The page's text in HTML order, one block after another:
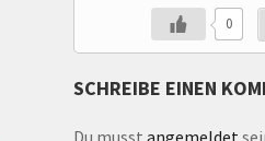
0
SCHREIBE EINEN
Du musst angemeldet